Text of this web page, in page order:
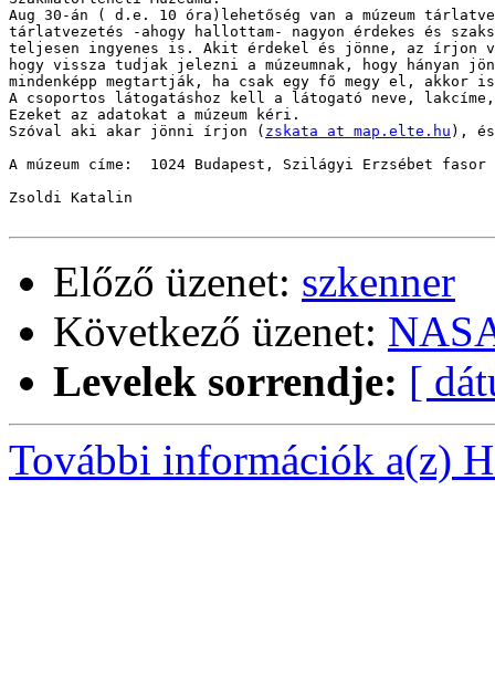
Aug 30-án ( d.e. 10 óra)lehetőség van a múzeum
tárlatvezetés -ahogy hallottam- nagyon érdekes és
teljesen ingyenes is. Akit érdekel és jönne, az írjon
hogy vissza tudjak jelezni a múzeumnak, hogy hányan
mindenképp megtartják, ha csak egy fő megy el, akkor
A csoportos látogatáshoz kell a látogató neve,
Ezeket az adatokat a múzeum kéri.
Szóval aki akar jönni írjon ( zskata at map.elte.hu ),
A múzeum címe: 	1024 Budapest, Szilágyi Erzsébet fasor 7-9.
Zsoldi Katalin
Előző üzenet: szkenner
Következő üzenet:
Levelek sorrendje: [
További információk a(z)